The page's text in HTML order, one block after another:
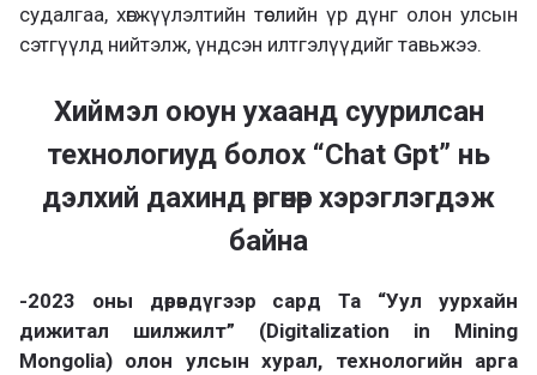
судалгаа, хөгжүүлэлтийн төслийн үр дүнг олон улсын
сэтгүүлд нийтэлж, үндсэн илтгэлүүдийг тавьжээ.
Хиймэл оюун ухаанд суурилсан
технологиуд болох “Chat Gpt” нь
дэлхий дахинд өргөнөөр хэрэглэгдэж
байна
-2023 оны дөрөвдүгээр сард Та “Уул уурхайн
дижитал шилжилт” (Digitalization in Mining
Mongolia) олон улсын хурал, технологийн арга